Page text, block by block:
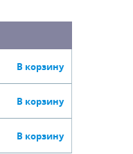
В корзину
В корзину
В корзину